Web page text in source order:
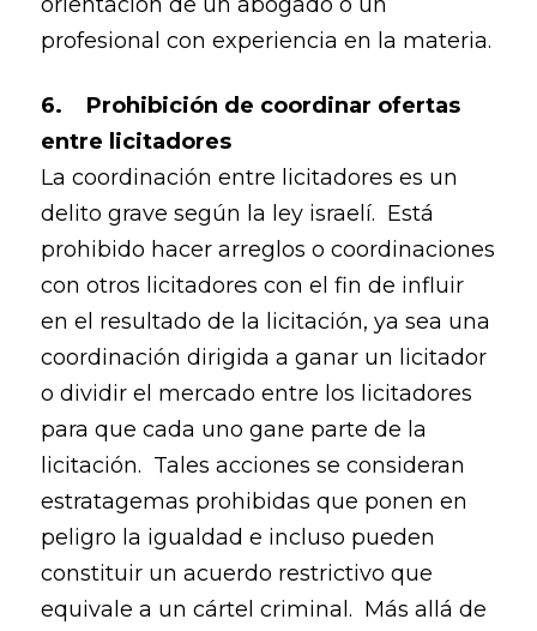
profesional con experiencia en la materia.
6. Prohibición de coordinar ofertas
entre licitadores
La coordinación entre licitadores es un
delito grave según la ley israelí. Está
prohibido hacer arreglos o coordinaciones
con otros licitadores con el fin de influir
en el resultado de la licitación, ya sea una
coordinación dirigida a ganar un licitador
o dividir el mercado entre los licitadores
para que cada uno gane parte de la
licitación. Tales acciones se consideran
estratagemas prohibidas que ponen en
peligro la igualdad e incluso pueden
constituir un acuerdo restrictivo que
equivale a un cártel criminal. Más allá de